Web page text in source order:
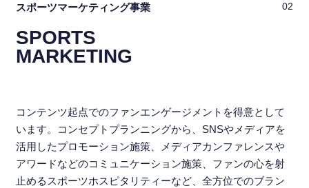
スポーツマーケティング事業 02
SPORTS
MARKETING
コンテンツ起点でのファンエンゲージメントを得意として
います。コンセプトプランニングから、SNSやメディアを
活用したプロモーション施策、メディアカンファレンスや
アワードなどのコミュニケーション施策、ファンの心を射
止めるスポーツホスピタリティーなど、全方位でのブラン